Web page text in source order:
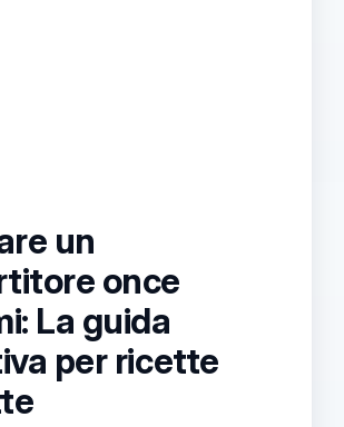
un
once
La guida
per ricette